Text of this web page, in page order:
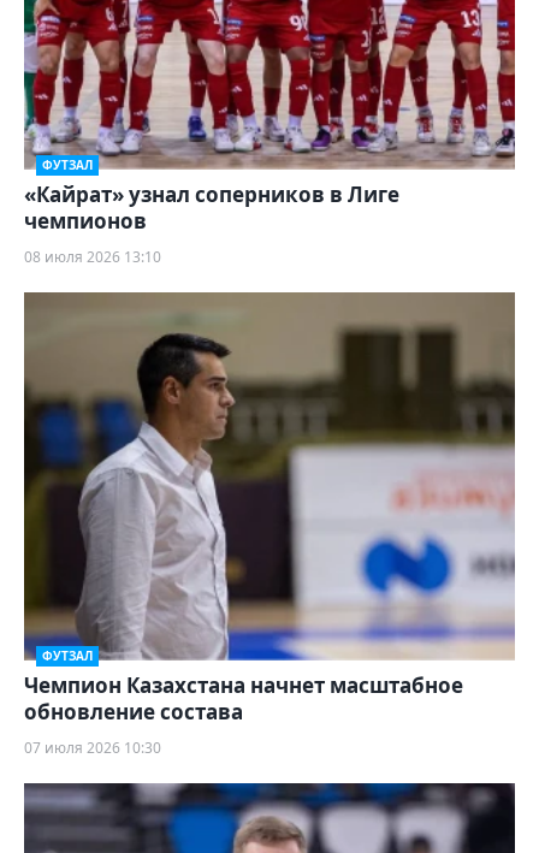
ФУТЗАЛ
«Кайрат» узнал соперников в Лиге
чемпионов
08 июля 2026 13:10
ФУТЗАЛ
Чемпион Казахстана начнет масштабное
обновление состава
07 июля 2026 10:30